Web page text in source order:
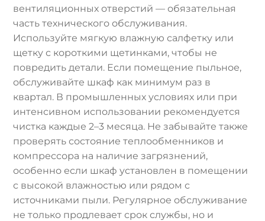
вентиляционных отверстий — обязательная
часть технического обслуживания.
Используйте мягкую влажную салфетку или
щетку с короткими щетинками, чтобы не
повредить детали. Если помещение пыльное,
обслуживайте шкаф как минимум раз в
квартал. В промышленных условиях или при
интенсивном использовании рекомендуется
чистка каждые 2–3 месяца. Не забывайте также
проверять состояние теплообменников и
компрессора на наличие загрязнений,
особенно если шкаф установлен в помещении
с высокой влажностью или рядом с
источниками пыли. Регулярное обслуживание
не только продлевает срок службы, но и